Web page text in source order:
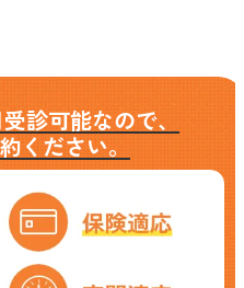
診可能なので、
ください。